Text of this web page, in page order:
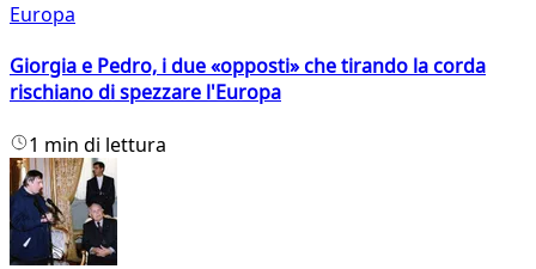
Europa
Giorgia e Pedro, i due «opposti» che tirando la corda
rischiano di spezzare l'Europa
1 min di lettura